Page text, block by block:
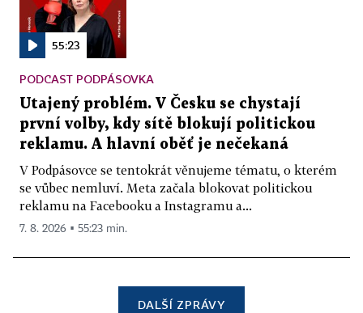
55:23
PODCAST PODPÁSOVKA
Utajený problém. V Česku se chystají
první volby, kdy sítě blokují politickou
reklamu. A hlavní oběť je nečekaná
V Podpásovce se tentokrát věnujeme tématu, o kterém
se vůbec nemluví. Meta začala blokovat politickou
reklamu na Facebooku a Instagramu a...
7. 8. 2026 ▪ 55:23 min.
DALŠÍ ZPRÁVY